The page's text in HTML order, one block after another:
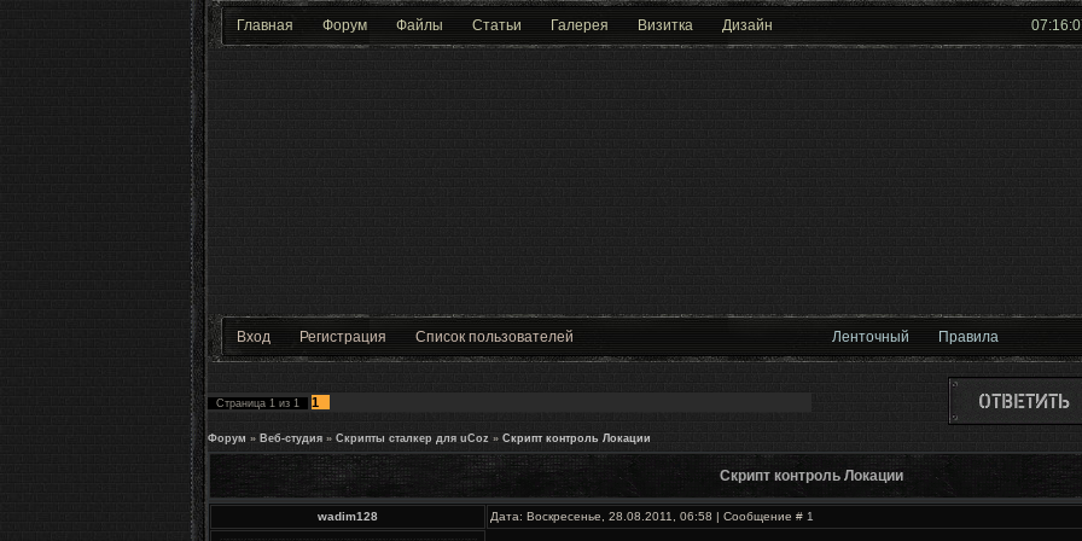
Главная Форум Файлы Статьи Галерея Визитка Дизайн
Вход Регистрация Список пользователей Ленточный Правила
Страница 1 из 1 1
Форум » Веб-студия » Скрипты сталкер для uCoz » Скрипт контроль Локации
Скрипт контроль Локации
wadim128 Дата: Воскресенье, 28.08.2011, 06:58 | Сообщение # 1